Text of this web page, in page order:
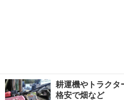
耕運機やトラクタ
格安で畑など